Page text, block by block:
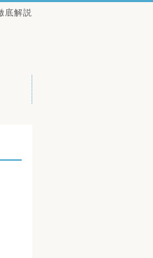
底解説